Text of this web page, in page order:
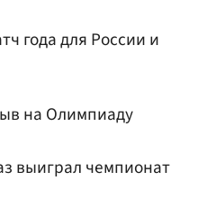
года для России и
на Олимпиаду
выиграл чемпионат